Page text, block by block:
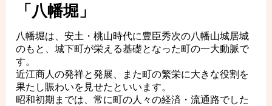
「八幡堀」
八幡堀は、安土・桃山時代に豊臣秀次の八幡山城居城
のもと、城下町が栄える基礎となった町の一大動脈で
す。
近江商人の発祥と発展、また町の繁栄に大きな役割を
果たし賑わいを見せたといいます。
昭和初期までは、常に町の人々の経済・流通路でした